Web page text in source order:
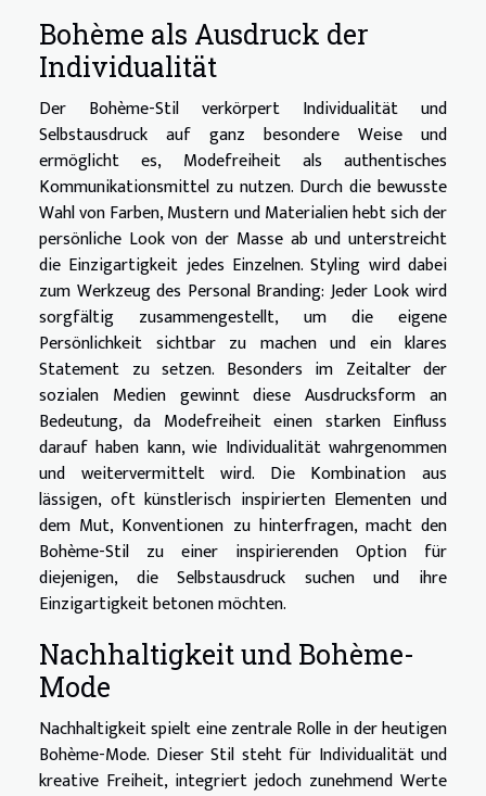
Bohème als Ausdruck der
Individualität
Der Bohème-Stil verkörpert Individualität und
Selbstausdruck auf ganz besondere Weise und
ermöglicht es, Modefreiheit als authentisches
Kommunikationsmittel zu nutzen. Durch die bewusste
Wahl von Farben, Mustern und Materialien hebt sich der
persönliche Look von der Masse ab und unterstreicht
die Einzigartigkeit jedes Einzelnen. Styling wird dabei
zum Werkzeug des Personal Branding: Jeder Look wird
sorgfältig zusammengestellt, um die eigene
Persönlichkeit sichtbar zu machen und ein klares
Statement zu setzen. Besonders im Zeitalter der
sozialen Medien gewinnt diese Ausdrucksform an
Bedeutung, da Modefreiheit einen starken Einfluss
darauf haben kann, wie Individualität wahrgenommen
und weitervermittelt wird. Die Kombination aus
lässigen, oft künstlerisch inspirierten Elementen und
dem Mut, Konventionen zu hinterfragen, macht den
Bohème-Stil zu einer inspirierenden Option für
diejenigen, die Selbstausdruck suchen und ihre
Einzigartigkeit betonen möchten.
Nachhaltigkeit und Bohème-
Mode
Nachhaltigkeit spielt eine zentrale Rolle in der heutigen
Bohème-Mode. Dieser Stil steht für Individualität und
kreative Freiheit, integriert jedoch zunehmend Werte